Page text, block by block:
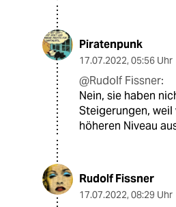
Piratenpunk
17.07.2022, 05:56 Uhr
@Rudolf Fissner:
Nein, sie haben
Steigerungen, weil
höheren Niveau
Rudolf Fissner
17.07.2022, 08:29 Uhr